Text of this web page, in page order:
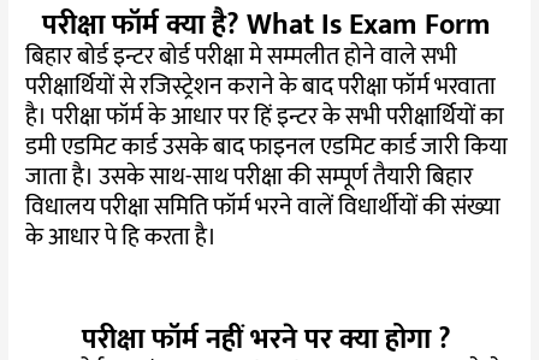
परीक्षा फॉर्म क्या है? What Is Exam Form
बिहार बोर्ड इन्टर बोर्ड परीक्षा मे सम्मलीत होने वाले सभी
परीक्षार्थियों से रजिस्ट्रेशन कराने के बाद परीक्षा फॉर्म भरवाता
है। परीक्षा फॉर्म के आधार पर हिं इन्टर के सभी परीक्षार्थियों का
डमी एडमिट कार्ड उसके बाद फाइनल एडमिट कार्ड जारी किया
जाता है। उसके साथ-साथ परीक्षा की सम्पूर्ण तैयारी बिहार
विधालय परीक्षा समिति फॉर्म भरने वालें विधार्थीयों की संख्या
के आधार पे हि करता है।
परीक्षा फॉर्म नहीं भरने पर क्या होगा ?